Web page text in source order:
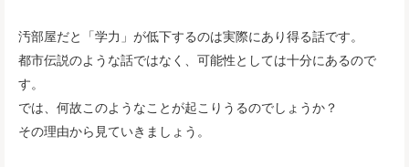
汚部屋だと「学力」が低下するのは実際にあり得る話です。
都市伝説のような話ではなく、可能性としては十分にあるので
す。
では、何故このようなことが起こりうるのでしょうか？
その理由から見ていきましょう。